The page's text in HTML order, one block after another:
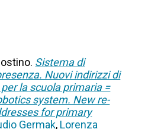
Sistema di
Nuovi indirizzi di
la scuola primaria =
system. New re-
for primary
Germak, Lorenza